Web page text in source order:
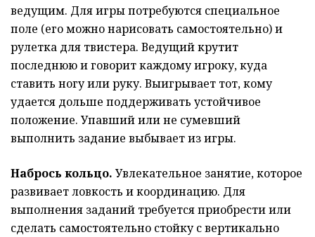
ведущим. Для игры потребуются специальное
поле (его можно нарисовать самостоятельно) и
рулетка для твистера. Ведущий крутит
последнюю и говорит каждому игроку, куда
ставить ногу или руку. Выигрывает тот, кому
удается дольше поддерживать устойчивое
положение. Упавший или не сумевший
выполнить задание выбывает из игры.
Набрось кольцо. Увлекательное занятие, которое
развивает ловкость и координацию. Для
выполнения заданий требуется приобрести или
сделать самостоятельно стойку с вертикально